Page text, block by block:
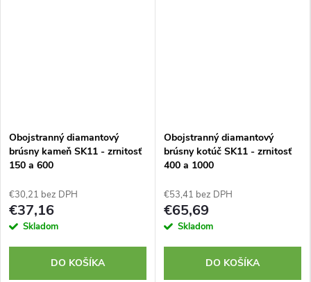
Obojstranný diamantový
brúsny kameň SK11 - zrnitosť
150 a 600
€30,21 bez DPH
€37,16
Skladom
DO KOŠÍKA
Obojstranný diamantový
brúsny kotúč SK11 - zrnitosť
400 a 1000
€53,41 bez DPH
€65,69
Skladom
DO KOŠÍKA